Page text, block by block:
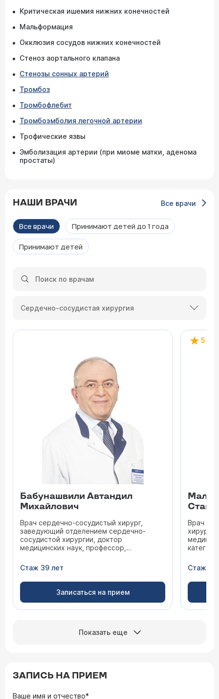
Критическая ишемия нижних конечностей
Мальформация
Окклюзия сосудов нижних конечностей
Стеноз аортального клапана
Стенозы сонных артерий
Тромбоз
Тромбофлебит
Тромбоэмболия легочной артерии
Трофические язвы
Эмболизация артерии (при миоме матки, аденома
простаты)
НАШИ ВРАЧИ Все врачи
Все врачи Принимают детей до 1 года
Принимают детей
Сердечно-сосудистая хирургия
Бабунашвили Автандил
Михайлович
Врач сердечно-сосудистый хирург,
заведующий отделением сердечно-
сосудистой хирургии, доктор
медицинских наук, профессор,
медицинских наук, профессор
Стаж 39 лет
Записаться на прием
5
Врач
хирург,
Стаж 41
Показать еще
ЗАПИСЬ НА ПРИЕМ
Ваше имя и отчество*